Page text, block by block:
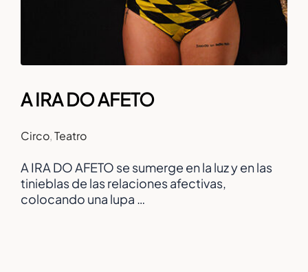
A IRA DO AFETO
Circo,Teatro
A IRA DO AFETO se sumerge en la luz y en las
tinieblas de las relaciones afectivas,
colocando una lupa …